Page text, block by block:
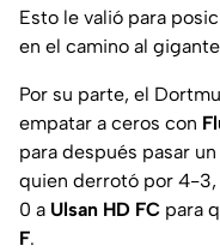
Esto le valió para
en el camino al
Por su parte, el
empatar a ceros con
para después pasar
quien derrotó por 4-3,
0 a Ulsan HD FC para
F.